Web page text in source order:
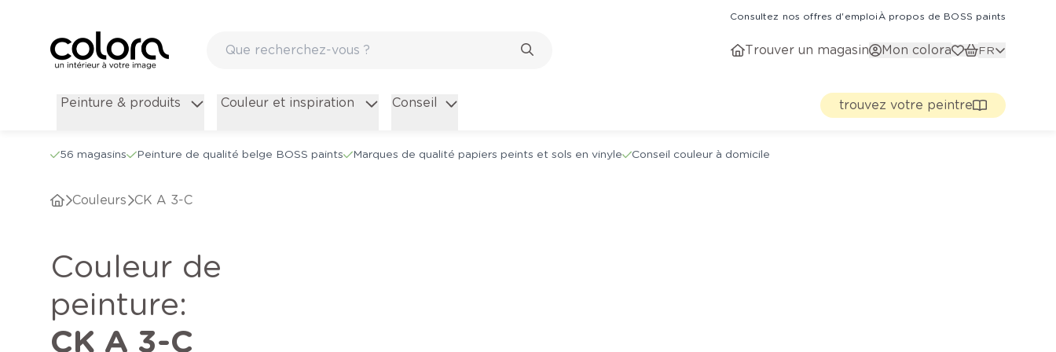
Consultez nos offres d'emploiÀ propos de BOSS paints
Trouver un magasin Mon colora FR
Peinture & produits Couleur et inspiration Conseil trouvez votre peintre
56 magasins Peinture de qualité belge BOSS paints Marques de qualité papiers peints et sols en vinyle Conseil couleur à domicile
Couleurs CK A 3-C
Couleur de
peinture:
CK A 3-C